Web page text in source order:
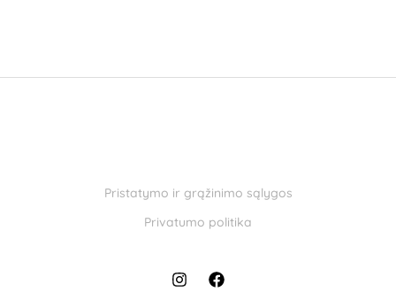
Pristatymo ir grąžinimo sąlygos
Privatumo politika